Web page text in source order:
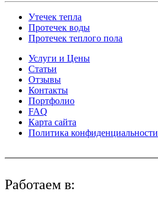
Утечек тепла
Протечек воды
Протечек теплого пола
Услуги и Цены
Статьи
Отзывы
Контакты
Портфолио
FAQ
Карта сайта
Политика конфиденциальности
Работаем в: